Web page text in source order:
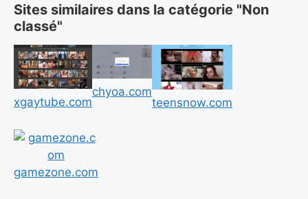
Sites similaires dans la catégorie "Non
classé"
xgaytube.com
chyoa.com
teensnow.com
gamezone.com